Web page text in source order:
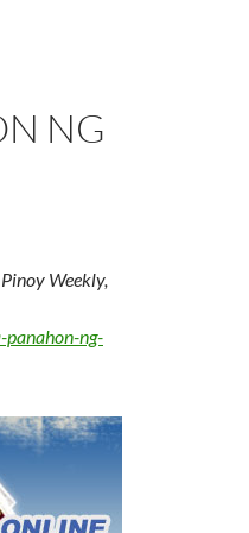
NG
Weekly,
ng-